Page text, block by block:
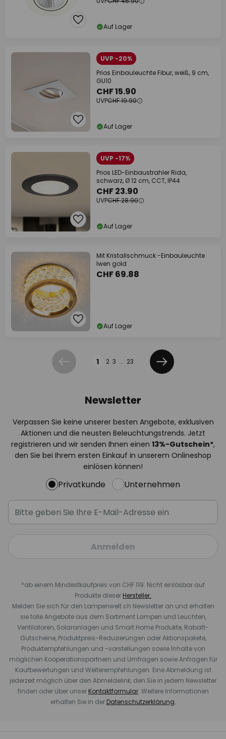
Auf Lager
UVP -20%
Prios Einbauleuchte Fibur, weiß, 9 cm,
GU10
CHF 15.90
UVPCHF 19.90
Auf Lager
UVP -17%
Prios LED-Einbaustrahler Rida,
schwarz, Ø 12 cm, CCT, IP44
CHF 23.90
UVPCHF 28.90
Auf Lager
Mit Kristallschmuck -Einbauleuchte
Iwen gold
CHF 69.88
Auf Lager
Zurück 1 2 3 ... 23
Weiter
Newsletter
Verpassen Sie keine unserer besten Angebote, exklusiven
Aktionen und die neusten Beleuchtungstrends. Jetzt
registrieren und wir senden Ihnen einen 13%-Gutschein*,
den Sie bei Ihrem ersten Einkauf in unserem Onlineshop
einlösen können!
Privatkunde Unternehmen
Anmelden
*ab einem Mindestkaufpreis von CHF 119. Nicht einlösbar auf
Produkte dieser Hersteller.
Melden Sie sich für den Lampenwelt.ch Newsletter an und erhalten
sie tolle Angebote aus dem Sortiment Lampen und Leuchten,
Ventilatoren, Solaranlagen und Smart Home Produkte, Rabatt-
Gutscheine, Produktpreis-Reduzierungen oder Aktionspakete,
Produktempfehlungen und -vorstellungen sowie Inhalte von
möglichen Kooperationspartnern und Umfragen sowie Anfragen für
Kaufbewertungen und Weiterempfehlungen. Eine Abmeldung ist
jederzeit möglich über den Abmeldelink, den Sie in jedem Newsletter
finden oder über unser Kontaktformular. Weitere Informationen
erhalten Sie in der Datenschutzerklärung.